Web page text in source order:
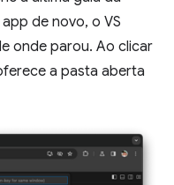
de novo, o VS
onde parou. Ao clicar
a pasta aberta